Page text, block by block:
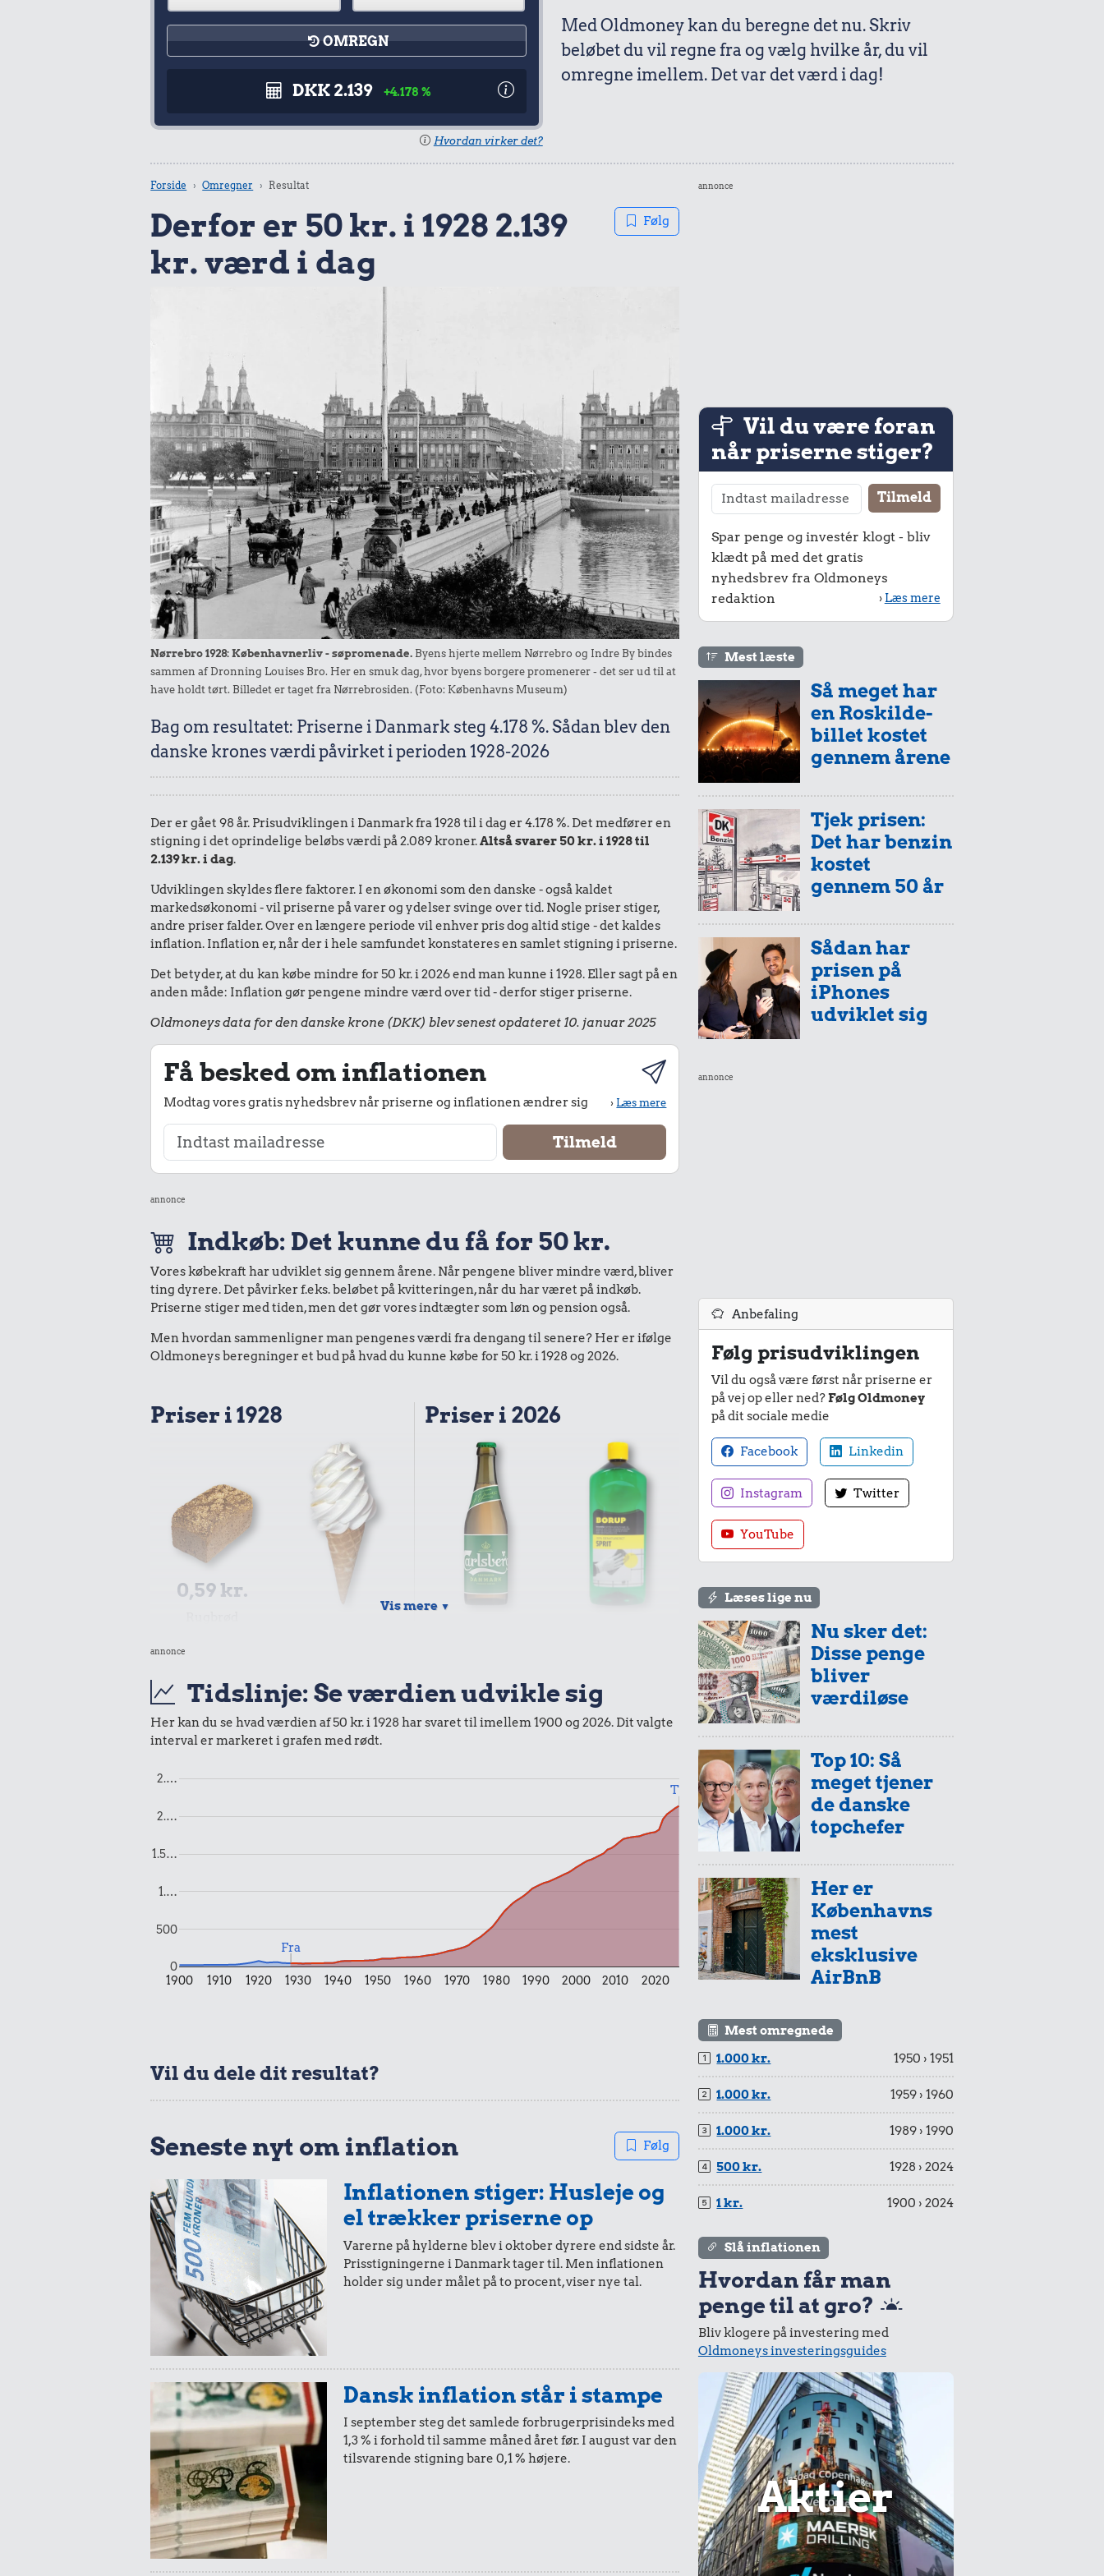
OMREGN
DKK 2.139 +4.178 %
Hvordan virker det?
Med Oldmoney kan du beregne det nu. Skriv
beløbet du vil regne fra og vælg hvilke år, du vil
omregne imellem. Det var det værd i dag!
Forside Omregner Resultat
Derfor er 50 kr. i 1928 2.139
kr. værd i dag
Følg
Nørrebro 1928: Københavnerliv - søpromenade. Byens hjerte mellem Nørrebro og Indre By bindes
sammen af Dronning Louises Bro. Her en smuk dag, hvor byens borgere promenerer - det ser ud til at
have holdt tørt. Billedet er taget fra Nørrebrosiden. (Foto: Københavns Museum)
Bag om resultatet: Priserne i Danmark steg 4.178 %. Sådan blev den
danske krones værdi påvirket i perioden 1928-2026
Der er gået 98 år. Prisudviklingen i Danmark fra 1928 til i dag er 4.178 %. Det medfører en
stigning i det oprindelige beløbs værdi på 2.089 kroner.Altså svarer 50 kr. i 1928 til
2.139 kr. i dag.
Udviklingen skyldes flere faktorer. I en økonomi som den danske - også kaldet
markedsøkonomi - vil priserne på varer og ydelser svinge over tid. Nogle priser stiger,
andre priser falder. Over en længere periode vil enhver pris dog altid stige - det kaldes
inflation. Inflation er, når der i hele samfundet konstateres en samlet stigning i priserne.
Det betyder, at du kan købe mindre for 50 kr. i 2026 end man kunne i 1928. Eller sagt på en
anden måde: Inflation gør pengene mindre værd over tid - derfor stiger priserne.
Oldmoneys data for den danske krone (DKK) blev senest opdateret 10. januar 2025
Få besked om inflationen
Modtag vores gratis nyhedsbrev når priserne og inflationen ændrer sig ›Læs mere
annonce
Indkøb: Det kunne du få for 50 kr.
Vores købekraft har udviklet sig gennem årene. Når pengene bliver mindre værd, bliver
ting dyrere. Det påvirker f.eks. beløbet på kvitteringen, når du har været på indkøb.
Priserne stiger med tiden, men det gør vores indtægter som løn og pension også.
Men hvordan sammenligner man pengenes værdi fra dengang til senere? Her er ifølge
Oldmoneys beregninger et bud på hvad du kunne købe for 50 kr. i 1928 og 2026.
Priser i 1928
0,59 kr.
0,47 kr.
1 kg havregryn
0,38 kr.
0,21 kr.
100 g flæskesvær
0,59 kr.
200 g smør
0,83 kr.
1/2 kg hakket
oksekød
7,59 kr.
Taxatur,
Hovedbanegården-
Lufthavnen
Priser i 2026
Tyggegummi
Banan
Vis mere ▼
annonce
Tidslinje: Se værdien udvikle sig
Her kan du se hvad værdien af 50 kr. i 1928 har svaret til imellem 1900 og 2026. Dit valgte
interval er markeret i grafen med rødt.
1900 1910 1920 1930 1940 1950 1960 1970 1980 1990 2000 2010 2020
0
500
1.…
1.5…
2.…
2.…
Fra
Til
Vil du dele dit resultat?
Seneste nyt om inflation Følg
Inflationen stiger: Husleje og
el trækker priserne op
Varerne på hylderne blev i oktober dyrere end sidste år.
Prisstigningerne i Danmark tager til. Men inflationen
holder sig under målet på to procent, viser nye tal.
Dansk inflation står i stampe
I september steg det samlede forbrugerprisindeks med
1,3 % i forhold til samme måned året før. I august var den
tilsvarende stigning bare 0,1 % højere.
annonce
Vil du være foran
når priserne stiger?
Spar penge og investér klogt - bliv
klædt på med det gratis
nyhedsbrev fra Oldmoneys
redaktion
› Læs mere
Mest læste
Så meget har
en Roskilde-
billet kostet
gennem årene
Tjek prisen:
Det har benzin
kostet
gennem 50 år
Sådan har
prisen på
iPhones
udviklet sig
annonce
Anbefaling
Følg prisudviklingen
Vil du også være først når priserne er
på vej op eller ned?Følg Oldmoney
på dit sociale medie
Facebook Linkedin
Instagram Twitter
YouTube
Læses lige nu
Nu sker det:
Disse penge
bliver
værdiløse
Top 10: Så
meget tjener
de danske
topchefer
Her er
Københavns
mest
eksklusive
AirBnB
Mest omregnede
1.000 kr.
1950 › 1951
1.000 kr. 1959 › 1960
1.000 kr. 1989 › 1990
500 kr. 1928 › 2024
1 kr. 1900 › 2024
Slå inflationen
Hvordan får man
penge til at gro?
Bliv klogere på investering med
Oldmoneys investeringsguides
Aktier